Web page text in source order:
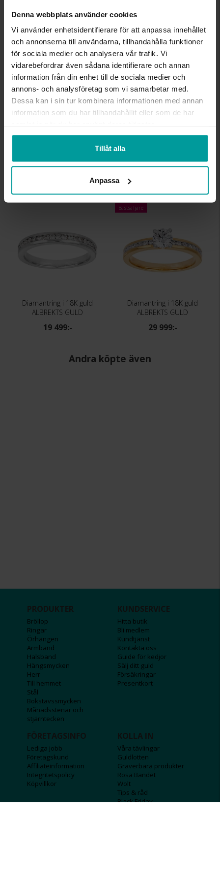
Denna webbplats använder cookies
Vi använder enhetsidentifierare för att anpassa innehållet
och annonserna till användarna, tillhandahålla funktioner
för sociala medier och analysera vår trafik. Vi
vidarebefordrar även sådana identifierare och annan
information från din enhet till de sociala medier och
annons- och analysföretag som vi samarbetar med.
Dessa kan i sin tur kombinera informationen med annan
information som du har tillhandahållit eller som de har
Tillåt alla
Anpassa
INFO
BREDD CA (MM)
2,7
HÖJD CA (MM)
1,4-2,15
VARUMÄRKE
Albrekts Guld
MATERIAL
Guld
ÄDELMETALL
18K Gold
ANTAL DIAMANTER
21
DIAMANTSLIPNING
Briljant
DIAMANTKLARHET
P
3,50
TOTAL CARAT
0,32
Liknande produkter
Diamantring i 18K guld
ALBREKTS GULD
19 499:-
Bästsäljare
Diamantring i 18K guld
ALBREKTS GULD
29 999:-
Andra köpte även
PRODUKTER
Bröllop
Ringar
Örhängen
Armband
Halsband
Hängsmycken
Herr
Till hemmet
Stål
Bokstavssmycken
Månadsstenar och
stjärntecken
KUNDSERVICE
Hitta butik
Bli medlem
Kundtjänst
Kontakta oss
Guide för kedjor
Sälj ditt guld
Försäkringar
Presentkort
FÖRETAGSINFO
Lediga jobb
Företagskund
Affiliateinformation
Integritetspolicy
Köpvillkor
KOLLA IN
Våra tävlingar
Guldlotten
Graverbara produkter
Rosa Bandet
Wolt
Tips & råd
Black Friday